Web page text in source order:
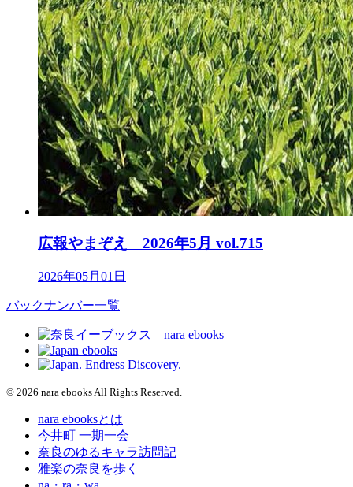
広報やまぞえ 2026年5月 vol.715
2026年05月01日
バックナンバー一覧
© 2026 nara ebooks All Rights Reserved.
nara ebooksとは
今井町 一期一会
奈良のゆるキャラ訪問記
雅楽の奈良を歩く